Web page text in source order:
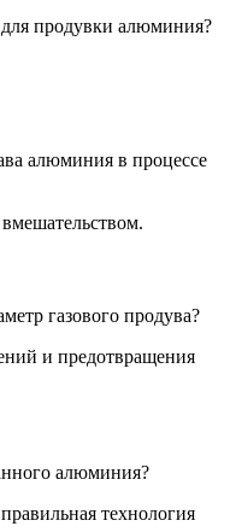
продувки алюминия?
алюминия в процессе
газового продува?
и предотвращения
алюминия?
технология